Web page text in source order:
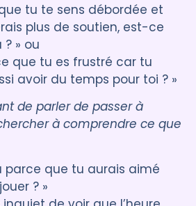
tu te sens débordée et
plus de soutien, est-ce
» ou
que tu es frustré car tu
avoir du temps pour toi ? »
de parler de passer à
à comprendre ce que
parce que tu aurais aimé
? »